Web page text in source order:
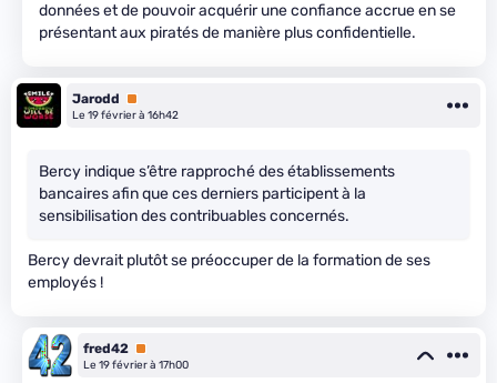
données et de pouvoir acquérir une confiance accrue en se
présentant aux piratés de manière plus confidentielle.
Jarodd
Premium
Le 19 février à 16h42
Bercy indique s’être rapproché des établissements
bancaires afin que ces derniers participent à la
sensibilisation des contribuables concernés.
Bercy devrait plutôt se préoccuper de la formation de ses
employés !
fred42 Premium
Le 19 février à 17h00